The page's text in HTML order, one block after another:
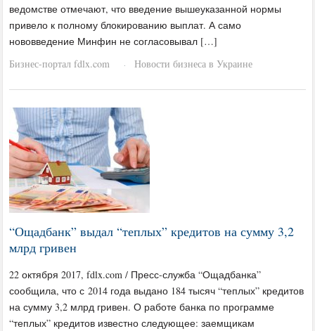
ведомстве отмечают, что введение вышеуказанной нормы
привело к полному блокированию выплат. А само
нововведение Минфин не согласовывал […]
Бизнес-портал fdlx.com
· Новости бизнеса в Украине
“Ощадбанк” выдал “теплых” кредитов на сумму 3,2
млрд гривен
22 октября 2017, fdlx.com / Пресс-служба “Ощадбанка”
сообщила, что с 2014 года выдано 184 тысяч “теплых” кредитов
на сумму 3,2 млрд гривен. О работе банка по программе
“теплых” кредитов известно следующее: заемщикам